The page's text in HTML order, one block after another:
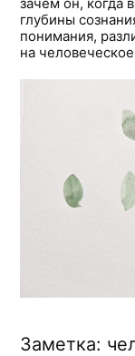
глубины
понимания,
на
Заметка: